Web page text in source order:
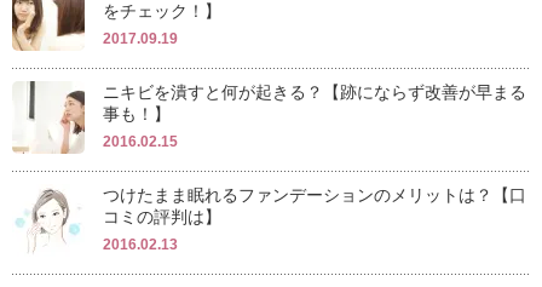
をチェック！】
2017.09.19
ニキビを潰すと何が起きる？【跡にならず改善が早まる
事も！】
2016.02.15
つけたまま眠れるファンデーションのメリットは？【口
コミの評判は】
2016.02.13